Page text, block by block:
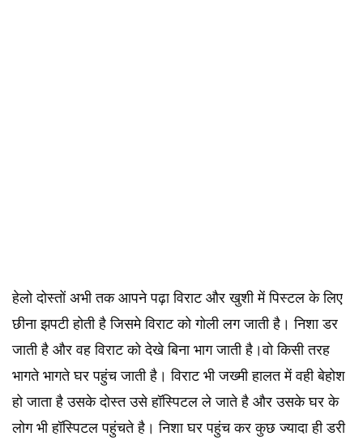
हेलो दोस्तों अभी तक आपने पढ़ा विराट और खुशी में पिस्टल के लिए
छीना झपटी होती है जिसमे विराट को गोली लग जाती है। निशा डर
जाती है और वह विराट को देखे बिना भाग जाती है।वो किसी तरह
भागते भागते घर पहुंच जाती है। विराट भी जख्मी हालत में वही बेहोश
हो जाता है उसके दोस्त उसे हॉस्पिटल ले जाते है और उसके घर के
लोग भी हॉस्पिटल पहुंचते है। निशा घर पहुंच कर कुछ ज्यादा ही डरी